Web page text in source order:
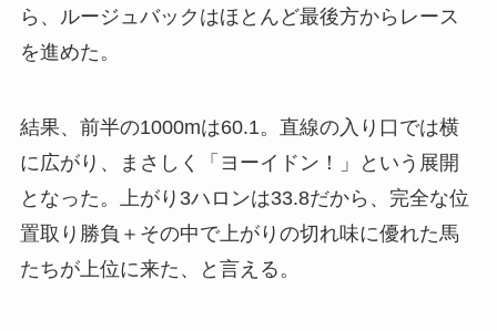
ら、ルージュバックはほとんど最後方からレース
を進めた。
結果、前半の1000mは60.1。直線の入り口では横
に広がり、まさしく「ヨーイドン！」という展開
となった。上がり3ハロンは33.8だから、完全な位
置取り勝負＋その中で上がりの切れ味に優れた馬
たちが上位に来た、と言える。